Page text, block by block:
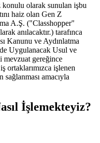
konulu olarak sunulan işbu
haiz olan Gen Z
A.Ş. ("Classhopper"
anılacaktır.) tarafınca
Kanunu ve Aydınlatma
Uygulanacak Usul ve
mevzuat gereğince
ortaklarımızca işlenen
amacıyla
İşlemekteyiz?